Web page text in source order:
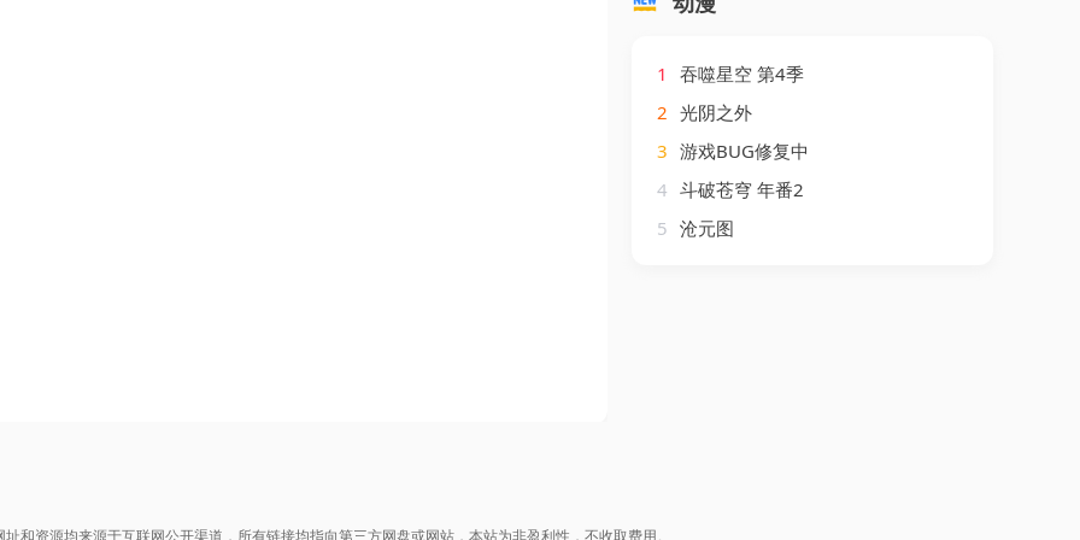
1
吞噬星空 第4季
2 光阴之外
3 游戏BUG修复中
4 斗破苍穹 年番2
5 沧元图
和资源均来源于互联网公开渠道，所有链接均指向第三方网盘或网站，本站为非盈利性，不收取费用。